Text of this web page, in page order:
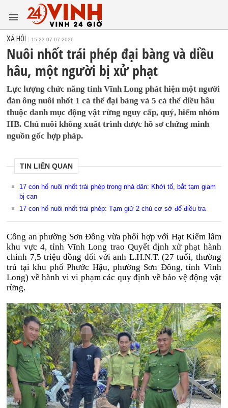
XÃ HỘI 15:23 07-07-2026
Nuôi nhốt trái phép đại bàng và diều
hâu, một người bị xử phạt
Lực lượng chức năng tỉnh Vĩnh Long phát hiện một người
đàn ông nuôi nhốt 1 cá thể đại bàng và 5 cá thể diều hâu
thuộc danh mục động vật rừng nguy cấp, quý, hiếm nhóm
IIB. Chủ nuôi không xuất trình được hồ sơ chứng minh
nguồn gốc hợp pháp.
TIN LIÊN QUAN
17 con hổ nuôi nhốt trái phép trong nhà dân: Khởi tố, bắt tạm giam
bị can
17 con hổ nuôi nhốt trái phép: Tạm giữ 2 chủ cơ sở để điều tra
Công an phường Sơn Đông vừa phối hợp với Hạt Kiểm lâm
khu vực 4, tỉnh Vĩnh Long trao Quyết định xử phạt hành
chính 7,5 triệu đồng đối với anh L.H.N.T. (27 tuổi, thường
trú tại khu phố Phước Hậu, phường Sơn Đông, tỉnh Vĩnh
Long) về hành vi vi phạm các quy định về bảo vệ động vật
rừng.